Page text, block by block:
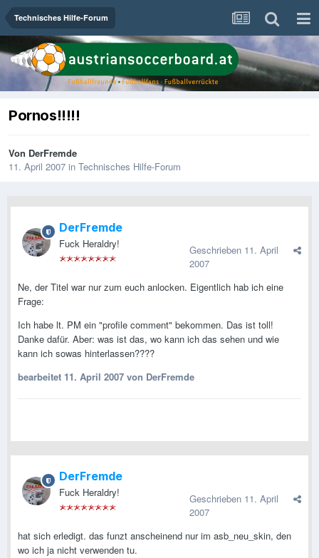
Technisches Hilfe-Forum
Pornos!!!!!
Von DerFremde
11. April 2007 in Technisches Hilfe-Forum
DerFremde
Fuck Heraldry! Geschrieben 11. April
2007
Ne, der Titel war nur zum euch anlocken. Eigentlich hab ich eine
Frage:
Ich habe lt. PM ein "profile comment" bekommen. Das ist toll!
Danke dafür. Aber: was ist das, wo kann ich das sehen und wie
kann ich sowas hinterlassen????
bearbeitet 11. April 2007 von DerFremde
DerFremde
Fuck Heraldry! Geschrieben 11. April
2007
hat sich erledigt. das funzt anscheinend nur im asb_neu_skin, den
wo ich ja nicht verwenden tu.